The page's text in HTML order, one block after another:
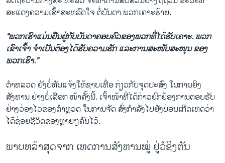
ສະແດງຄວາມເສົ້າສະຫລົດໃຈ ຕໍ່ບັນດາ ພວກເຄາະຮ້າຍ.
“ພວກເຮົາແມ່ນຢືນຢູ່ກັບບັນດາຄອບຄົວຂອງພວກທີ່ໄດ້ຮັບເຄາະ. ພວກ
ເຂົາເຈົ້າ ຈຳເປັນຕ້ອງໄດ້ຮັບຄວາມຮັກ ແລະການສະໜັບສະໜຸນ ຂອງ
ພວກເຮົາ.”
ຕຳຫລວດ ຍັງບໍ່ທັນແຈ້ງໃຫ້ຊາບເທື່ອ ກ່ຽວກັບຈຸດປະສົງ ໃນການຍິງ
ສັງຫານ ຢ່າງບໍ່ເລືອກ ໜ້າຄັ້ງນີ້. ເຈົ້າໜ້າທີ່ໄດ້ກ່າວຍົກຍ້ອງການຕອບຮັບ
ຢ່າງວ່ອງໄວຂອງຕຳຫຼວດ ໃນການຈັດ ສົ່ງກຳລັງໄປຍັງບ່ອນເກີດເຫດວ່າ
ໄດ້ຊ່ອຍຊີວິດຂອງຫຼາຍໆຄົນໄວ້.
ພາບຫລ້າສຸດຈາກ ເຫດການສັງຫານໝູ່ ຢູ່ວໍຊິງຕັນ